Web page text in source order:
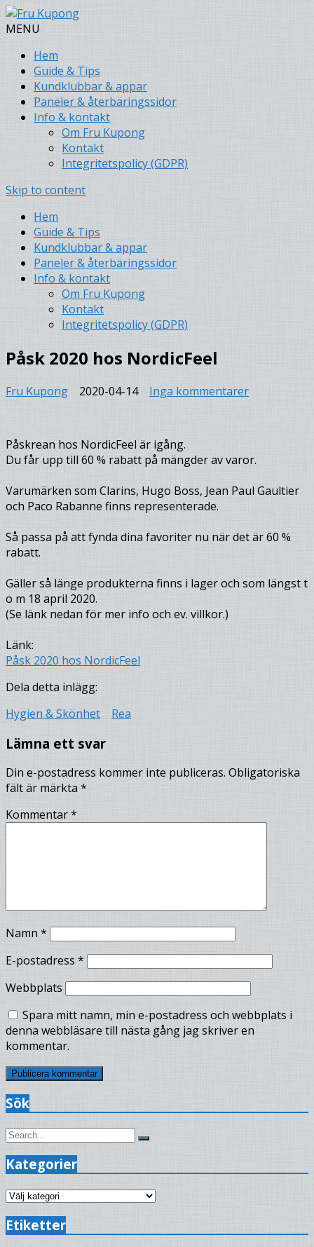
MENU
Hem
Guide & Tips
Kundklubbar & appar
Paneler & återbäringssidor
Info & kontakt
Om Fru Kupong
Kontakt
Integritetspolicy (GDPR)
Skip to content
Hem
Guide & Tips
Kundklubbar & appar
Paneler & återbäringssidor
Info & kontakt
Om Fru Kupong
Kontakt
Integritetspolicy (GDPR)
Påsk 2020 hos NordicFeel
Fru Kupong 2020-04-14 Inga kommentarertill
Påskrean hos NordicFeel är igång.
Du får upp till 60 % rabatt på mängder av varor.
Varumärken som Clarins, Hugo Boss, Jean Paul Gaultier
och Paco Rabanne finns representerade.
Så passa på att fynda dina favoriter nu när det är 60 %
rabatt.
Gäller så länge produkterna finns i lager och som längst t
o m 18 april 2020.
(Se länk nedan för mer info och ev. villkor.)
Länk:
Påsk 2020 hos NordicFeel
Dela detta inlägg:
Hygien & Skönhet
Rea
Lämna ett svar
Din e-postadress kommer inte publiceras. Obligatoriska
fält är märkta*
Kommentar*
Namn *
E-postadress *
Webbplats
Spara mitt namn, min e-postadress och webbplats i
denna webbläsare till nästa gång jag skriver en
kommentar.
Sök
Search
Search
Kategorier
Kategorier
Etiketter